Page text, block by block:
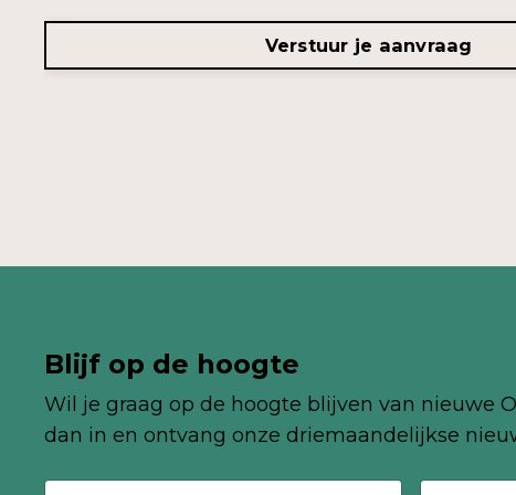
Verstuur je aanvraag
Blijf op de hoogte
Wil je graag op de hoogte blijven van nieuwe
dan in en ontvang onze driemaandelijkse